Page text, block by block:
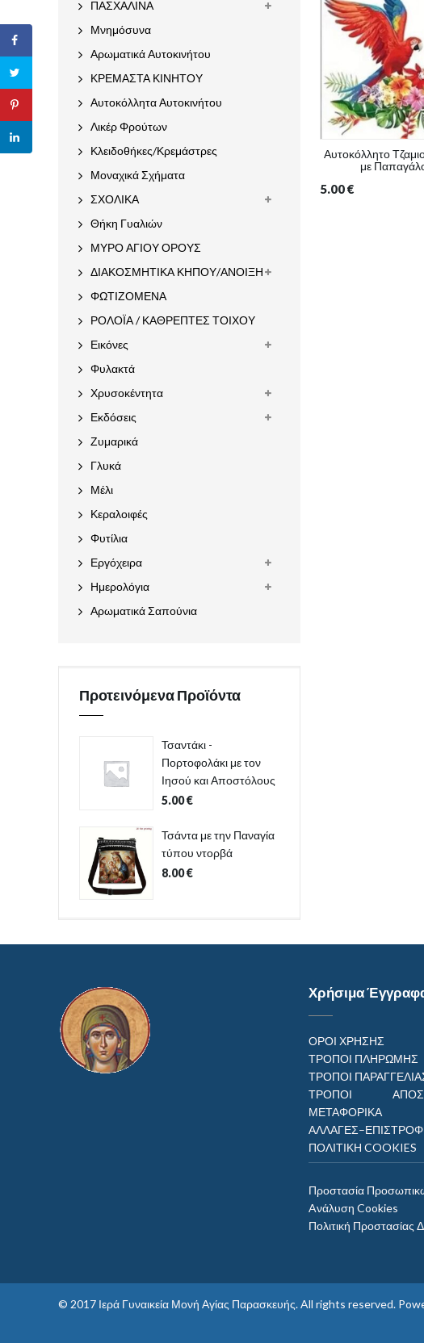
Αυτοκόλλητο
με
5.00€
ΠΑΣΧΑΛΙΝΑ
Μνημόσυνα
Αρωματικά Αυτοκινήτου
ΚΡΕΜΑΣΤΑ ΚΙΝΗΤΟΥ
Αυτοκόλλητα Αυτοκινήτου
Λικέρ Φρούτων
Κλειδοθήκες/Κρεμάστρες
Μοναχικά Σχήματα
ΣΧΟΛΙΚΑ
Θήκη Γυαλιών
ΜΥΡΟ ΑΓΙΟΥ ΟΡΟΥΣ
ΔΙΑΚΟΣΜΗΤΙΚΑ ΚΗΠΟΥ/ΑΝΟΙΞΗ
ΦΩΤΙΖΟΜΕΝΑ
ΡΟΛΟΪΑ / ΚΑΘΡΕΠΤΕΣ ΤΟΙΧΟΥ
Εικόνες
Φυλακτά
Χρυσοκέντητα
Εκδόσεις
Ζυμαρικά
Γλυκά
Μέλι
Κεραλοιφές
Φυτίλια
Εργόχειρα
Ημερολόγια
Αρωματικά Σαπούνια
Προτεινόμενα Προϊόντα
Τσαντάκι -
Πορτοφολάκι με τον
Ιησού και Αποστόλους
5.00€
Τσάντα με την Παναγία
τύπου ντορβά
8.00€
Χρήσιμα
ΟΡΟΙ ΧΡΗΣΗΣ
ΤΡΟΠΟΙ ΠΛΗΡΩΜΗΣ
ΤΡΟΠΟΙ
ΤΡΟΠΟΙ
ΜΕΤΑΦΟΡΙΚΑ
ΠΟΛΙΤΙΚΗ COOKIES
Προστασία
Aνάλυση Cookies
Πολιτική Προστασίας
© 2017 Ιερά Γυναικεία Μονή Αγίας Παρασκευής. All rights reserved.